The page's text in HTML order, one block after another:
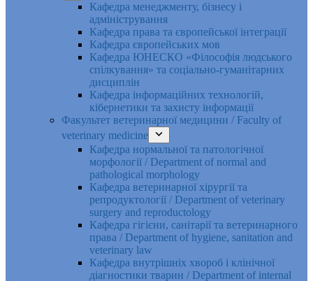
Кафедра менеджменту, бізнесу і
адміністрування
Кафедра права та європейської інтеграції
Кафедра європейських мов
Кафедра ЮНЕСКО «Філософія людського
спілкування» та соціально-гуманітарних
дисциплін
Кафедра інформаційних технологій,
кібернетики та захисту інформації
Факультет ветеринарної медицини / Faculty of
veterinary medicine
Кафедра нормальної та патологічної
морфології / Department of normal and
pathological morphology
Кафедра ветеринарної хірургії та
репродуктології / Department of veterinary
surgery and reproductology
Кафедра гігієни, санітарії та ветеринарного
права / Department of hygiene, sanitation and
veterinary law
Кафедра внутрішніх хвороб і клінічної
діагностики тварин / Department of internal